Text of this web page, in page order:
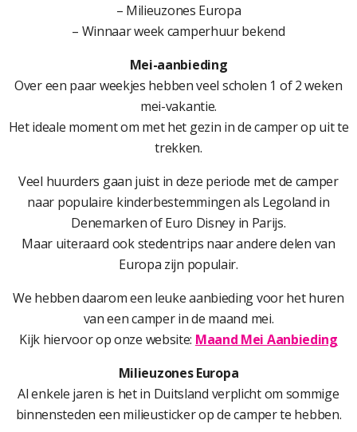
– Milieuzones Europa
– Winnaar week camperhuur bekend
Mei-aanbieding
Over een paar weekjes hebben veel scholen 1 of 2 weken
mei-vakantie.
Het ideale moment om met het gezin in de camper op uit te
trekken.
Veel huurders gaan juist in deze periode met de camper
naar populaire kinderbestemmingen als Legoland in
Denemarken of Euro Disney in Parijs.
Maar uiteraard ook stedentrips naar andere delen van
Europa zijn populair.
We hebben daarom een leuke aanbieding voor het huren
van een camper in de maand mei.
Kijk hiervoor op onze website: Maand Mei Aanbieding
Milieuzones Europa
Al enkele jaren is het in Duitsland verplicht om sommige
binnensteden een milieusticker op de camper te hebben.